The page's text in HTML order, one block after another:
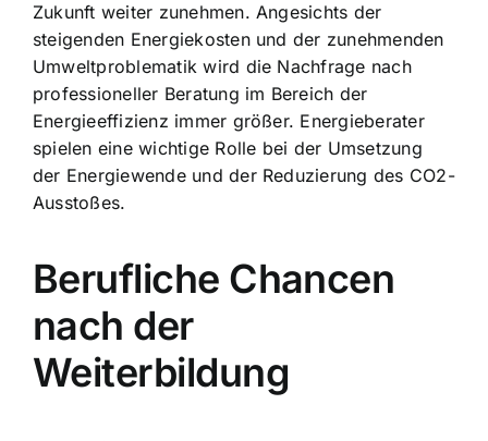
Zukunft weiter zunehmen. Angesichts der
steigenden Energiekosten und der zunehmenden
Umweltproblematik wird die Nachfrage nach
professioneller Beratung im Bereich der
Energieeffizienz immer größer. Energieberater
spielen eine wichtige Rolle bei der Umsetzung
der Energiewende und der Reduzierung des CO2-
Ausstoßes.
Berufliche Chancen
nach der
Weiterbildung